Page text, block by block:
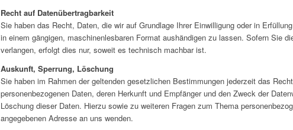
Recht auf Datenübertragbarkeit
Sie haben das Recht, Daten, die wir auf Grundlage Ihrer Einwilligung oder in
in einem gängigen, maschinenlesbaren Format aushändigen zu lassen. Sofern Sie
verlangen, erfolgt dies nur, soweit es technisch machbar ist.
Auskunft, Sperrung, Löschung
Sie haben im Rahmen der geltenden gesetzlichen Bestimmungen jederzeit das
personenbezogenen Daten, deren Herkunft und Empfänger und den Zweck der
Löschung dieser Daten. Hierzu sowie zu weiteren Fragen zum Thema
angegebenen Adresse an uns wenden.